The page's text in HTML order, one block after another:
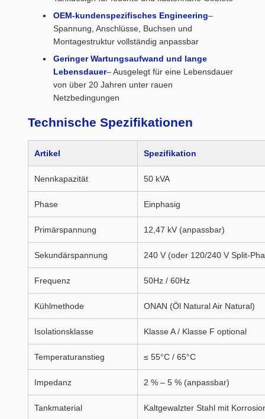
OEM-kundenspezifisches Engineering–
Spannung, Anschlüsse, Buchsen und
Montagestruktur vollständig anpassbar
Geringer Wartungsaufwand und lange
Lebensdauer– Ausgelegt für eine Lebensdauer
von über 20 Jahren unter rauen
Netzbedingungen
Technische Spezifikationen
Artikel Spezifikation
Nennkapazität 50 kVA
Phase Einphasig
Primärspannung 12,47 kV (anpassbar)
Sekundärspannung 240 V (oder 120/240 V Split-
Frequenz 50Hz / 60Hz
Kühlmethode ONAN (Öl Natural Air Natural)
Isolationsklasse Klasse A / Klasse F optional
Temperaturanstieg ≤ 55°C / 65°C
Impedanz 2 % – 5 % (anpassbar)
Tankmaterial Kaltgewalzter Stahl mit